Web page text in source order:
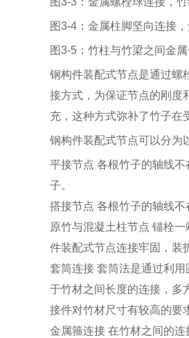
图3-4：金属柱脚坚向连接，
图3-5：竹柱与竹梁之间金属
钢构件装配式节点是通过螺
接方式，为保证节点的刚度
充，这种方式弥补了竹子在
钢构件装配式节点可以分为
平接节点 各根竹子的轴线
子。
搭接节点 各根竹子的轴线
原竹与混凝土柱节点 锚栓
件装配式节点连接牢固，装
套筒连接 套筒法是通过利
于竹材之间长度的连接，多
接件对竹材尺寸有较高的要
金属箍连接 在竹材之间的